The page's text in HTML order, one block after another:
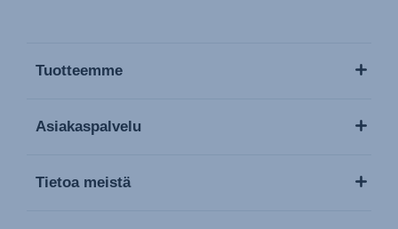
Tuotteemme
Asiakaspalvelu
Tietoa meistä